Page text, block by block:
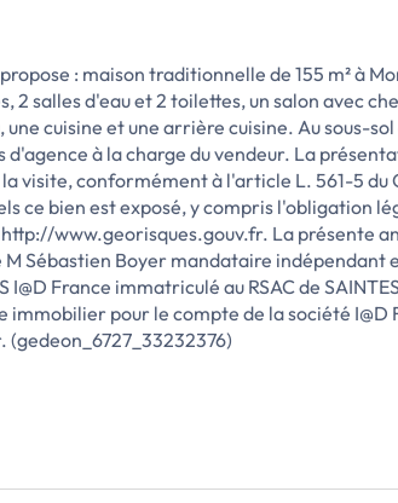
: maison traditionnelle de 155 m² à
2 salles d'eau et 2 toilettes, un salon avec
cuisine et une arrière cuisine. Au sous-
à la charge du vendeur. La
visite, conformément à l'article L. 561-5
ce bien est exposé, y compris l'obligation
www.georisques.gouv.fr. La présente
Sébastien Boyer mandataire indépendant
France immatriculé au RSAC de
pour le compte de la société I@D
(gedeon_6727_33232376)